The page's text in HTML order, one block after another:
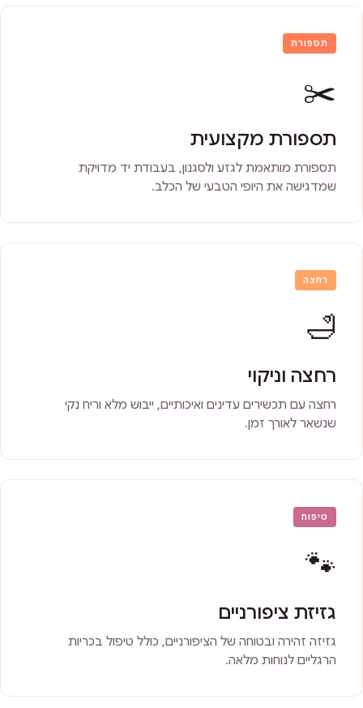
תספורת
✂️
תספורת מקצועית
תספורת מותאמת לגזע ולסגנון, בעבודת יד מדויקת
שמדגישה את היופי הטבעי של הכלב.
רחצה
🛁
רחצה וניקוי
רחצה עם תכשירים עדינים ואיכותיים, ייבוש מלא וריח נקי
שנשאר לאורך זמן.
טיפוח
🐾
גזיזת ציפורניים
גזיזה זהירה ובטוחה של הציפורניים, כולל טיפול בכריות
הרגליים לנוחות מלאה.